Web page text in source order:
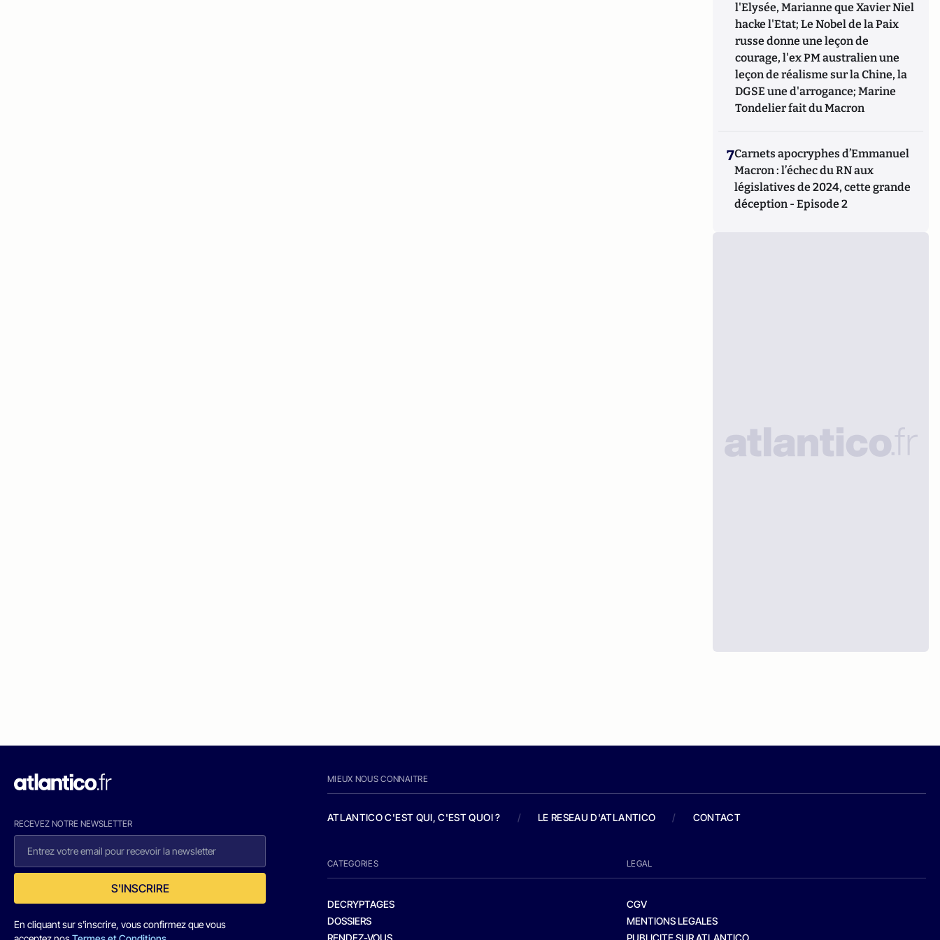
l'Elysée, Marianne que Xavier Niel
hacke l'Etat; Le Nobel de la Paix
russe donne une leçon de
courage, l'ex PM australien une
leçon de réalisme sur la Chine, la
DGSE une d'arrogance; Marine
Tondelier fait du Macron
7Carnets apocryphes d’Emmanuel
Macron : l’échec du RN aux
législatives de 2024, cette grande
déception - Episode 2
RECEVEZ NOTRE NEWSLETTER
S'INSCRIRE
En cliquant sur s'inscrire, vous confirmez que vous
MIEUX NOUS CONNAITRE
ATLANTICO C'EST QUI, C'EST QUOI ? / LE RESEAU D'ATLANTICO / CONTACT
CATEGORIES
DECRYPTAGES
DOSSIERS
RENDEZ-VOUS
LEGAL
CGV
MENTIONS LEGALES
PUBLICITE SUR ATLANTICO